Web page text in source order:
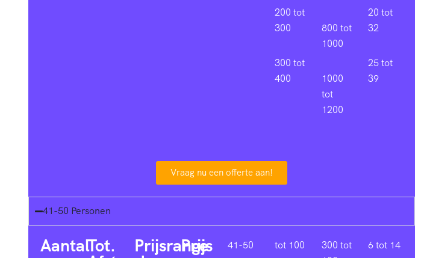
200 tot
300
300 tot
400
800 tot
1000
1000
tot
1200
20 tot
32
25 tot
39
Vraag nu een offerte aan!
41-50 Personen
AantalTot. Prijsrange
Prijs 41-50 tot 100
300 tot
6 tot 14